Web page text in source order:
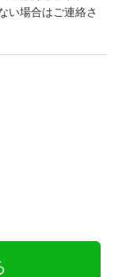
い場合はご連絡さ